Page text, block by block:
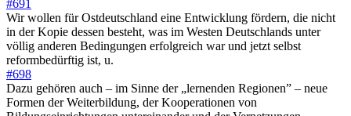
#691
Wir wollen für Ostdeutschland eine Entwicklung fördern, die nicht
in der Kopie dessen besteht, was im Westen Deutschlands unter
völlig anderen Bedingungen erfolgreich war und jetzt selbst
reformbedürftig ist, u.
#698
Dazu gehören auch – im Sinne der „lernenden Regionen” – neue
Formen der Weiterbildung, der Kooperationen von